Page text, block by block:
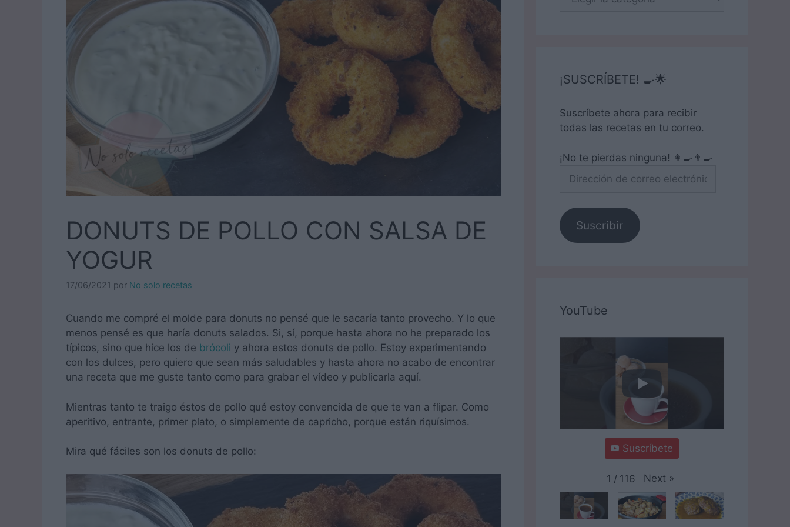
DONUTS DE POLLO CON SALSA DE
YOGUR
17/06/2021 por No solo recetas
Cuando me compré el molde para donuts no pensé que le sacaría tanto provecho. Y lo que
menos pensé es que haría donuts salados. Si, sí, porque hasta ahora no he preparado los
típicos, sino que hice los de brócoli y ahora estos donuts de pollo. Estoy experimentando
con los dulces, pero quiero que sean más saludables y hasta ahora no acabo de encontrar
una receta que me guste tanto como para grabar el vídeo y publicarla aquí.
Mientras tanto te traigo éstos de pollo qué estoy convencida de que te van a flipar. Como
aperitivo, entrante, primer plato, o simplemente de capricho, porque están riquísimos.
Mira qué fáciles son los donuts de pollo:
¡SUSCRÍBETE! 🍳🌟
Suscríbete ahora para recibir
todas las recetas en tu correo.
¡No te pierdas ninguna! 👩‍🍳👨‍🍳
de
electrónico
Suscribir
YouTube
Suscríbete
1 / 116 Next »